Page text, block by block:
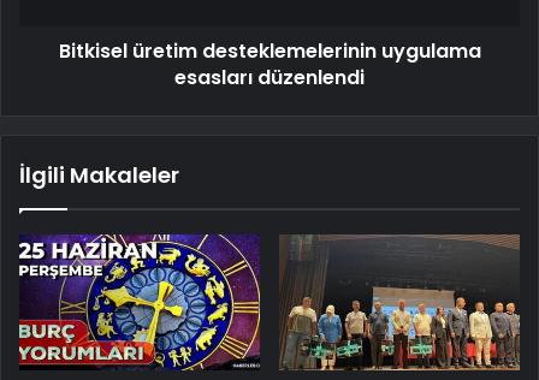
Bitkisel üretim desteklemelerinin uygulama
esasları düzenlendi
İlgili Makaleler